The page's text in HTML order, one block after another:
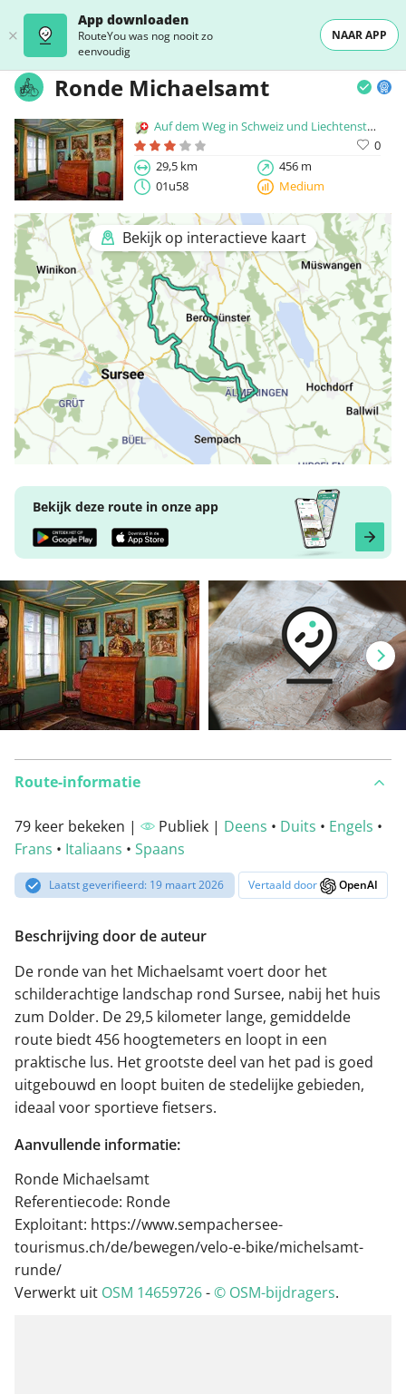
App downloaden
RouteYou was nog nooit zo
eenvoudig
NAAR APP
Ronde Michaelsamt
Auf dem Weg in Schweiz und Liechtenstein
0
29,5 km
456 m
01u58
Medium
Bekijk op interactieve kaart
Bekijk deze route in onze app
Route-informatie
79 keer bekeken | Publiek | Deens • Duits • Engels •
Frans • Italiaans • Spaans
Laatst geverifieerd: 19 maart 2026 Vertaald door OpenAI
Beschrijving door de auteur
De ronde van het Michaelsamt voert door het
schilderachtige landschap rond Sursee, nabij het huis
zum Dolder. De 29,5 kilometer lange, gemiddelde
route biedt 456 hoogtemeters en loopt in een
praktische lus. Het grootste deel van het pad is goed
uitgebouwd en loopt buiten de stedelijke gebieden,
ideaal voor sportieve fietsers.
Aanvullende informatie:
Ronde Michaelsamt
Referentiecode: Ronde
Exploitant: https://www.sempachersee-
tourismus.ch/de/bewegen/velo-e-bike/michelsamt-
runde/
Verwerkt uit OSM 14659726-© OSM-bijdragers.